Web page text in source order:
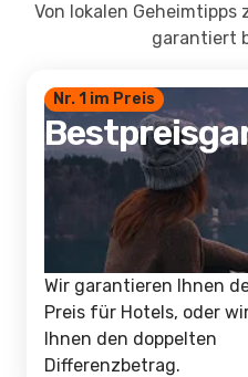
Von lokalen
garantiert
Nr. 1 im Preis
Wir garantieren Ihnen
Preis für Hotels, oder
Ihnen den doppelten
Differenzbetrag.